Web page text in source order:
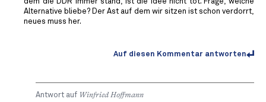
dem die DDR immer stand, ist die Idee nicht tot. Frage, welche
Alternative bliebe? Der Ast auf dem wir sitzen ist schon verdorrt,
neues muss her.
Auf diesen Kommentar antworten
Antwort auf Winfried Hoffmann